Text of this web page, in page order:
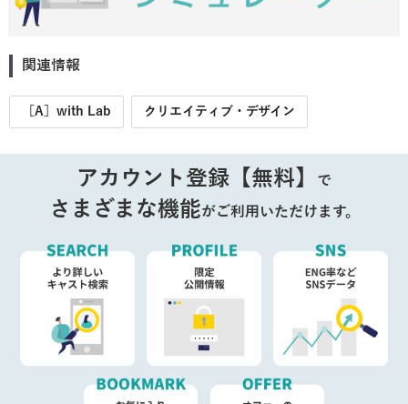
関連情報
［A］with Lab クリエイティブ・デザイン
アカウント登録【無料】 で
さまざまな機能がご利用いただけます。